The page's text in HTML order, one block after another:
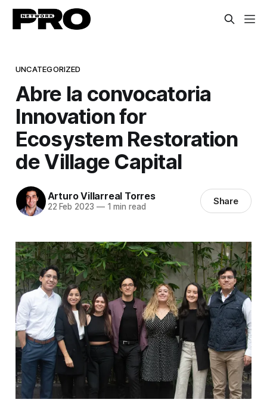
UNCATEGORIZED
Abre la convocatoria
Innovation for
Ecosystem Restoration
de Village Capital
Arturo Villarreal Torres
22 Feb 2023 —1 min read Share